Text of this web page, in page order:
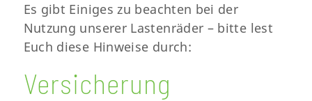
Es gibt Einiges zu beachten bei der
Nutzung unserer Lastenräder – bitte lest
Euch diese Hinweise durch:
Versicherung